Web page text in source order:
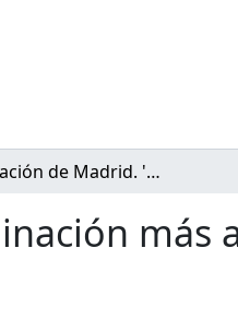
Declaración de Madrid. 'No discriminación más acción positiva es igual a inclusión social'
más